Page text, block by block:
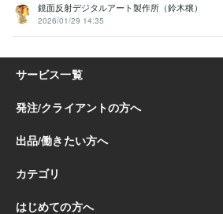
鏡面反射デジタルアート製作所（鈴木穣）
2026/01/29 14:35